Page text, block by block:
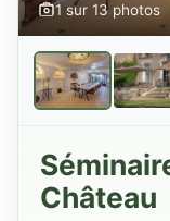
1 sur 13 photos
Château